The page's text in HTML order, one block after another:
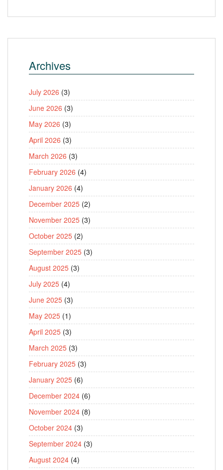
Archives
July 2026 (3)
June 2026 (3)
May 2026 (3)
April 2026 (3)
March 2026 (3)
February 2026 (4)
January 2026 (4)
December 2025 (2)
November 2025 (3)
October 2025 (2)
September 2025 (3)
August 2025 (3)
July 2025 (4)
June 2025 (3)
May 2025 (1)
April 2025 (3)
March 2025 (3)
February 2025 (3)
January 2025 (6)
December 2024 (6)
November 2024 (8)
October 2024 (3)
September 2024 (3)
August 2024 (4)